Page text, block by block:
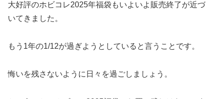
大好評のホビコレ2025年福袋もいよいよ販売終了が近づ
いてきました。
もう1年の1/12が過ぎようとしていると言うことです。
悔いを残さないように日々を過ごしましょう。